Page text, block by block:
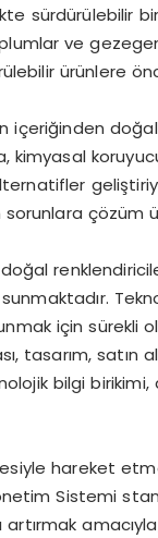
sürdürülebilir
ve
ürünlere
doğal
sorunlara çözüm
için sürekli
tasarım,
bilgi birikimi,
hareket
Sistemi